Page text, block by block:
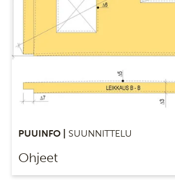
PUUINFO | SUUNNITTELU
Ohjeet